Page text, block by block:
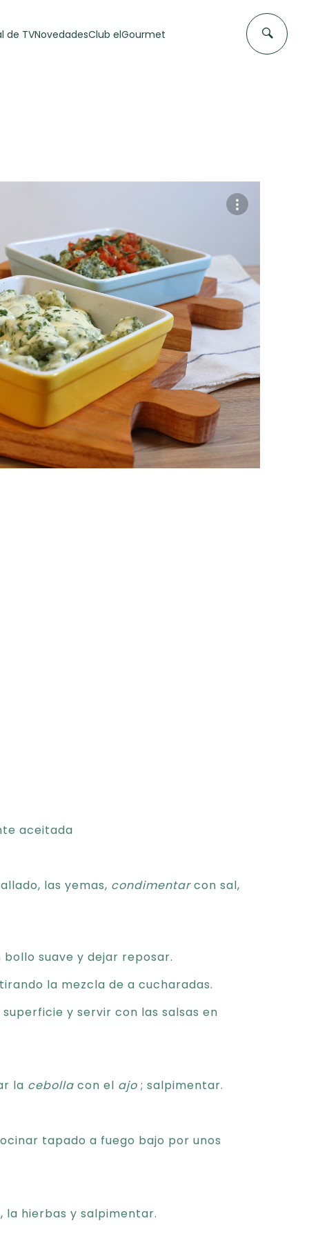
DE FLAN CASERO
50 min
de TVNovedadesClub elGourmet
aceitada
las yemas, condimentarcon sal,
suave y dejar reposar.
la mezcla de a cucharadas.
y servir con las salsas en
la cebolla con el ajo ; salpimentar.
tapado a fuego bajo por unos
la hierbas y salpimentar.